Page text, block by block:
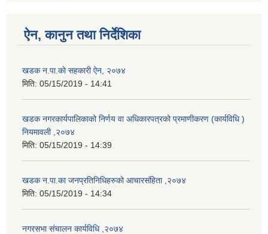
ऐन, कानुन तथा निर्देशिका
खडक न.पा.काे सहकारी ऐन, २०७४
मिति: 05/15/2019 - 14:41
खडक नगरकार्यपालिकाको निर्णय वा अधिकारपत्रको प्रमाणीकरण (कार्यविधि )
नियमावली ,२०७४
मिति: 05/15/2019 - 14:39
खडक न.पा.का जनप्रतिनिधिहरुको आचारसंहिता ,२०७४
मिति: 05/15/2019 - 14:34
नगरसभा संचालन कार्यविधि ,२०७४